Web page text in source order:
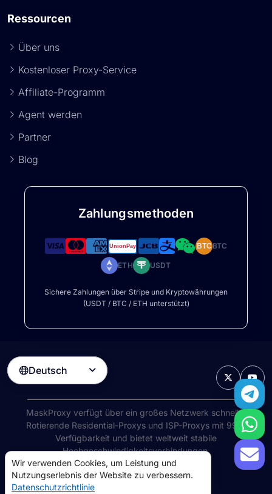
Ressourcen
Über uns
Kostenloser Proxy-Service
Affiliate-Programm
Agent werden
Partner
Blog
Zahlungsmethoden
BTCBTC
ETH USDT
Sichere Zahlungen über Stripe und Kryptowährungen
(USDT / BTC / ETH unterstützt)
Deutsch 
MaskProxy verfügt über ein großes Netzwerk schneller
Rotierende Residential-Proxys und ISP-Proxys mit 99%
Verfügbarkeit und bietet weltweit stabile
Hochgeschwindigkeitsverbindungen.
©2026AIWAY LIMITED. Alle Rechte vorbehalten.
Nutzungsbedingungen
Wir verwenden Cookies, um Leistung und
Nutzungserlebnis der Website zu verbessern.
Datenschutzrichtlinie